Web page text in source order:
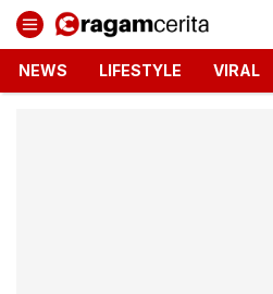
Ragamcerita.com
Informasi Terbaru dan Terkini
NEWS LIFESTYLE VIRAL